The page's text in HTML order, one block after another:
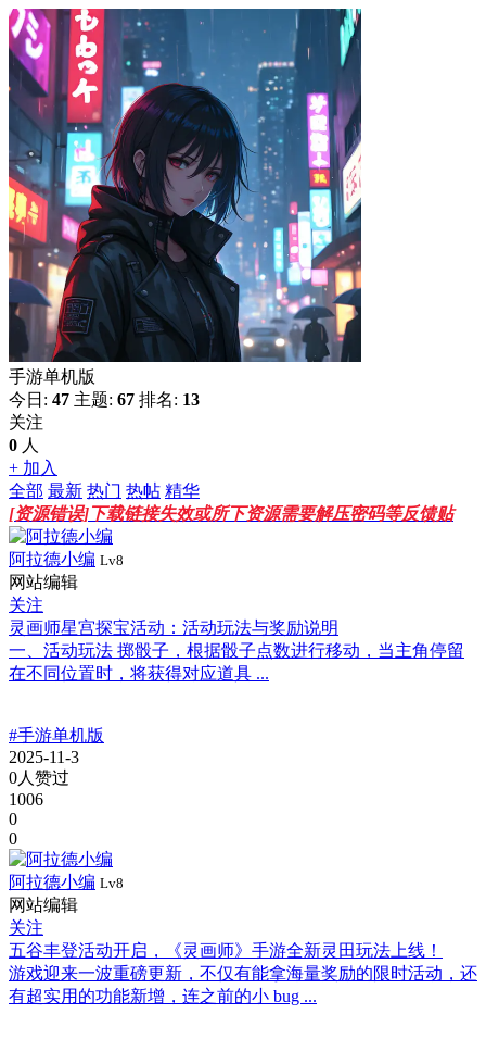
手游单机版
今日: 47 主题: 67 排名: 13
关注
0 人
+ 加入
全部 最新 热门 热帖 精华
[资源错误]下载链接失效或所下资源需要解压密码等反馈贴
阿拉德小编 Lv8
网站编辑
关注
灵画师星宫探宝活动：活动玩法与奖励说明
一、活动玩法 掷骰子，根据骰子点数进行移动，当主角停留
在不同位置时，将获得对应道具 ...
#手游单机版
2025-11-3
0人赞过
1006
0
0
阿拉德小编 Lv8
网站编辑
关注
五谷丰登活动开启，《灵画师》手游全新灵田玩法上线！
游戏迎来一波重磅更新，不仅有能拿海量奖励的限时活动，还
有超实用的功能新增，连之前的小 bug ...